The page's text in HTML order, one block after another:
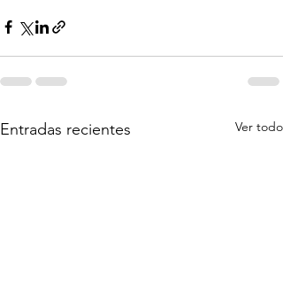
Entradas recientes Ver todo